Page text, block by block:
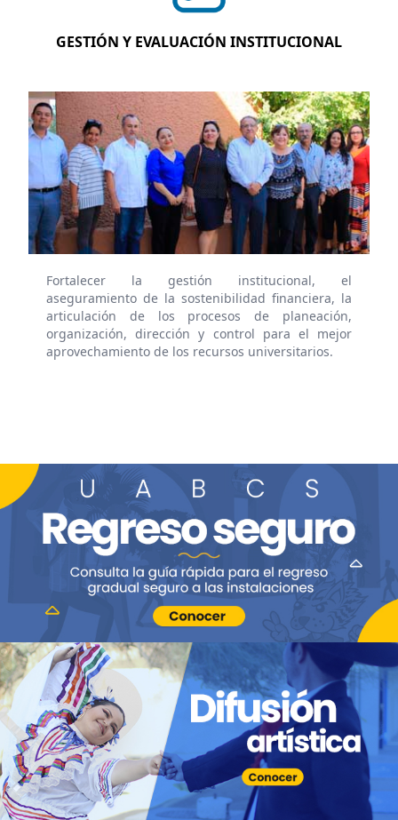
GESTIÓN Y EVALUACIÓN INSTITUCIONAL
Fortalecer la gestión institucional, el
aseguramiento de la sostenibilidad financiera, la
articulación de los procesos de planeación,
organización, dirección y control para el mejor
aprovechamiento de los recursos universitarios.